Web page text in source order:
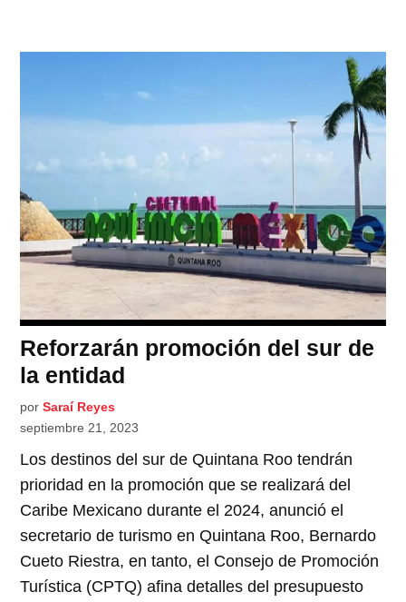
Reforzarán promoción del sur de
la entidad
por Saraí Reyes
septiembre 21, 2023
Los destinos del sur de Quintana Roo tendrán
prioridad en la promoción que se realizará del
Caribe Mexicano durante el 2024, anunció el
secretario de turismo en Quintana Roo, Bernardo
Cueto Riestra, en tanto, el Consejo de Promoción
Turística (CPTQ) afina detalles del presupuesto